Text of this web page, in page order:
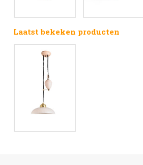
Laatst bekeken producten